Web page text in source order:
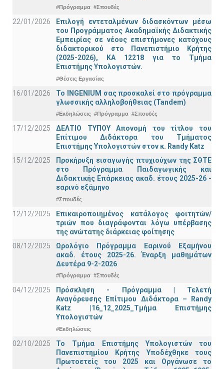
#Πρόγραμμα #Σπουδές
22/01/2026
Επιλογή εντεταλμένων διδασκόντων μέσω
του Προγράμματος Ακαδημαϊκής Διδακτικής
Εμπειρίας σε νέους επιστήμονες κατόχους
διδακτορικού στο Πανεπιστήμιο Κρήτης
(2025-2026), ΚΑ 12218 για το Τμήμα
Επιστήμης Υπολογιστών.
#Θέσεις Εργασίας
16/01/2026
Το INGENIUM σας προσκαλεί στο πρόγραμμα
γλωσσικής αλληλοβοήθειας (Tandem)
#Εκδηλώσεις #Πρόγραμμα #Σπουδές
17/12/2025
ΔΕΛΤΙΟ ΤΥΠΟΥ Απονομή του τίτλου του
Επίτιμου Διδάκτορα του Τμήματος
Επιστήμης Υπολογιστών στον κ. Randy Katz
15/12/2025
Προκήρυξη εισαγωγής πτυχιούχων της ΣΘΤΕ
στο Πρόγραμμα Παιδαγωγικής και
Διδακτικής Επάρκειας ακαδ. έτους 2025-26 -
εαρινό εξάμηνο
#Σπουδές
12/12/2025
Επικαιροποιημένος κατάλογος φοιτητών/
τριών που διαγράφονται λόγω υπέρβασης
της ανώτατης διάρκειας φοίτησης
08/12/2025
Ωρολόγιο Πρόγραμμα Εαρινού Εξαμήνου
ακαδ. έτους 2025-26. Έναρξη μαθημάτων
Δευτέρα 9-2-2026
#Πρόγραμμα #Σπουδές
04/12/2025
Πρόσκληση - Πρόγραμμα | Τελετή
Αναγόρευσης Επίτιμου Διδάκτορα – Randy
Katz |16_12_2025_Τμήμα Επιστήμης
Υπολογιστών
#Εκδηλώσεις
02/10/2025
Το Τμήμα Επιστήμης Υπολογιστών του
Πανεπιστημίου Κρήτης Υποδέχθηκε τους
Πρωτοετείς του 2025 και Οργάνωσε το